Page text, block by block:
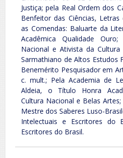
Justiça; pela Real Ordem dos
Benfeitor das Ciências, Letras
as Comendas: Baluarte da
Acadêmica Qualidade
Nacional e Ativista da
Sarmathiano de Altos Estudos
Benemérito Pesquisador em
c. mult.; Pela Academia de
Aldeia, o Título Honra
Cultura Nacional e Belas
Mestre dos Saberes Luso-
Intelectuais e Escritores do
Escritores do Brasil.